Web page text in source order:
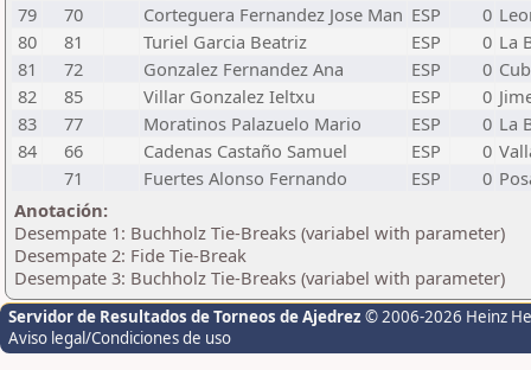
79
70 Corteguera Fernandez Jose Man ESP 0
80
81 Turiel Garcia Beatriz ESP 0 La
81
72 Gonzalez Fernandez Ana ESP 0
82
85 Villar Gonzalez Ieltxu ESP 0
83
77 Moratinos Palazuelo Mario ESP 0 La
84
66 Cadenas Castaño Samuel ESP 0
71
Fuertes Alonso Fernando ESP 0
Anotación:
Desempate 1: Buchholz Tie-Breaks (variabel with parameter)
Desempate 2: Fide Tie-Break
Desempate 3: Buchholz Tie-Breaks (variabel with parameter)
Servidor de Resultados de Torneos de Ajedrez © 2006-2026 Heinz
Aviso legal/Condiciones de uso